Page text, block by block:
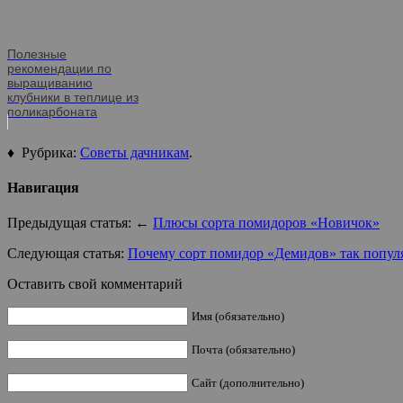
Полезные
рекомендации по
выращиванию
клубники в теплице из
поликарбоната
♦ Рубрика: Советы дачникам.
Навигация
Предыдущая статья: ← Плюсы сорта помидоров «Новичок»
Следующая статья: Почему сорт помидор «Демидов» так
Оставить свой комментарий
Имя (обязательно)
Почта (обязательно)
Сайт (дополнительно)